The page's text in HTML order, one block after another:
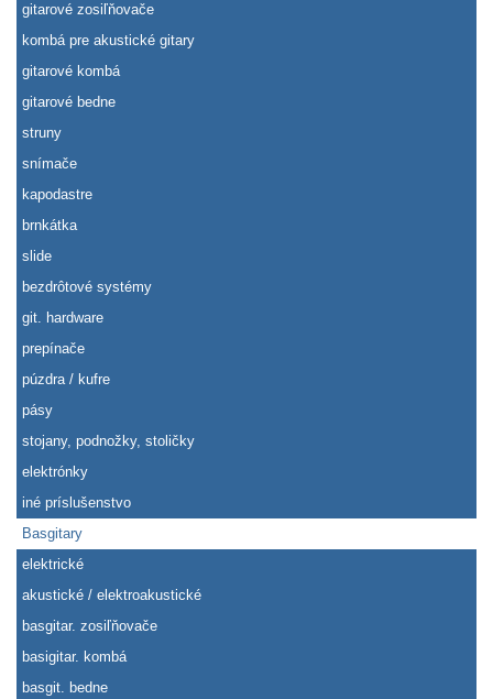
gitarové zosiľňovače
kombá pre akustické gitary
gitarové kombá
gitarové bedne
struny
snímače
kapodastre
brnkátka
slide
bezdrôtové systémy
git. hardware
prepínače
púzdra / kufre
pásy
stojany, podnožky, stoličky
elektrónky
iné príslušenstvo
Basgitary
elektrické
akustické / elektroakustické
basgitar. zosiľňovače
basigitar. kombá
basgit. bedne